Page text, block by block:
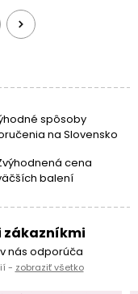
spôsoby
na Slovensko
cena
balení
zákazníkmi
nás odporúča
- zobraziť všetko